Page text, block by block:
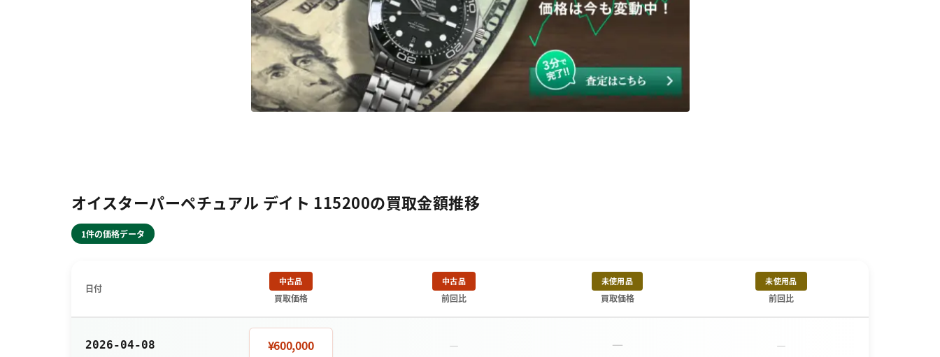
オイスターパーペチュアル デイト 115200の買取金額推移
1件の価格データ
日付
中古品
買取価格
中古品
前回比
未使用品
買取価格
未使用品
前回比
2026-04-08 ¥600,000 － － －